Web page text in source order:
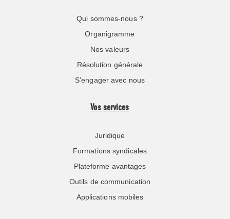
Qui sommes-nous ?
Organigramme
Nos valeurs
Résolution générale
S’engager avec nous
Vos services
Juridique
Formations syndicales
Plateforme avantages
Outils de communication
Applications mobiles